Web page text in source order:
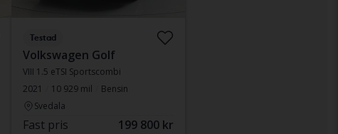
Testad
Volkswagen Golf
VIII 1.5 eTSI Sportscombi
2021
10 929 mil
Bensin
Svedala
Fast pris 199 800 kr